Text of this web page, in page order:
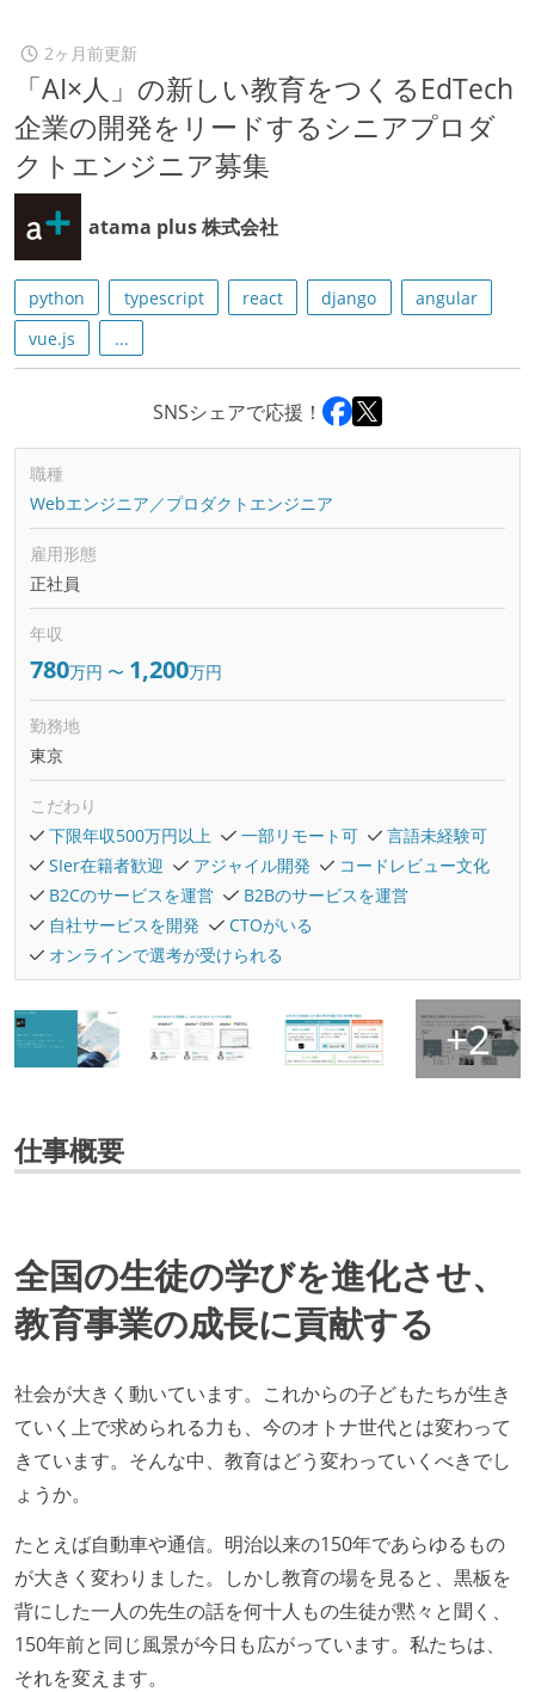
2ヶ月前更新
「AI×人」の新しい教育をつくるEdTech
企業の開発をリードするシニアプロダ
クトエンジニア募集
atama plus 株式会社
python typescript react django
angular
vue.js
...
SNSシェアで応援！
職種
Webエンジニア／プロダクトエンジニア
雇用形態
正社員
年収
780万円 〜 1,200万円
勤務地
東京
こだわり
下限年収500万円以上
一部リモート可
言語未経験可
SIer在籍者歓迎
アジャイル開発
コードレビュー文化
B2Cのサービスを運営
B2Bのサービスを運営
自社サービスを開発
CTOがいる
オンラインで選考が受けられる
仕事概要
全国の生徒の学びを進化させ、
教育事業の成長に貢献する
社会が大きく動いています。これからの子どもたちが生き
ていく上で求められる力も、今のオトナ世代とは変わって
きています。そんな中、教育はどう変わっていくべきでし
ょうか。
たとえば自動車や通信。明治以来の150年であらゆるもの
が大きく変わりました。しかし教育の場を見ると、黒板を
背にした一人の先生の話を何十人もの生徒が黙々と聞く、
150年前と同じ風景が今日も広がっています。私たちは、
それを変えます。